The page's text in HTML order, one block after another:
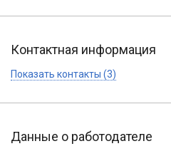
Контактная информация
Показать контакты (3)
Данные о работодателе